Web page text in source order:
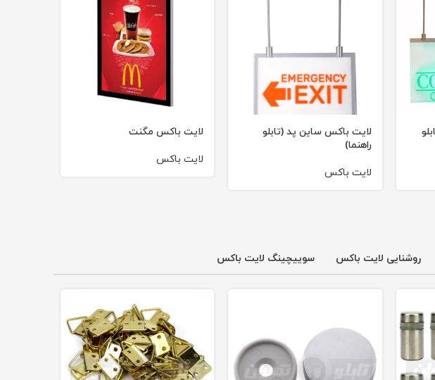
لایت باکس ساین پد (تابلو
راهنما)
لایت باکس
لایت باکس مگنت
لایت باکس
روشنایی لایت باکس سوییچینگ لایت باکس